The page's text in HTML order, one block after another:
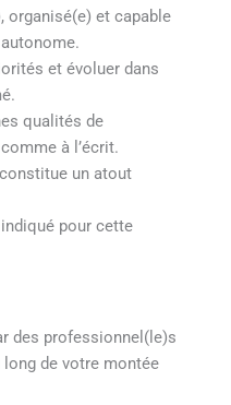
organisé(e) et capable
et évoluer dans
qualités de
à l’écrit.
un atout
pour cette
des professionnel(le)s
de votre montée